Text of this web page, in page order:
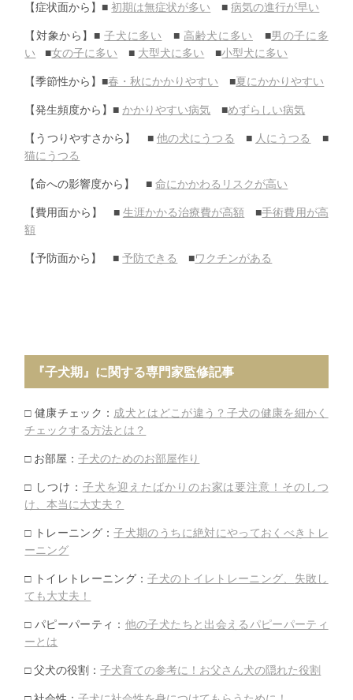
【症状面から】■初期は無症状が多い ■病気の進行が早い
【対象から】■子犬に多い ■ 高齢犬に多い ■男の子に多
い ■女の子に多い ■ 大型犬に多い ■小型犬に多い
【季節性から】■春・秋にかかりやすい ■夏にかかりやすい
【発生頻度から】■かかりやすい病気 ■めずらしい病気
【うつりやすさから】 ■ 他の犬にうつる ■ 人にうつる
■
猫にうつる
【命への影響度から】 ■命にかかわるリスクが高い
【費用面から】 ■ 生涯かかる治療費が高額 ■手術費用が高
額
【予防面から】 ■予防できる ■ワクチンがある
『子犬期』に関する専門家監修記事
□ 健康チェック： 成犬とはどこが違う？ 子犬の健康を細かく
チェックする方法とは？
□ お部屋：子犬のためのお部屋作り
□ しつけ： 子犬を迎えたばかりのお家は要注意！そのしつ
け、本当に大丈夫？
□ トレーニング：子犬期のうちに絶対にやっておくべきトレ
ーニング
□ トイレトレーニング：子犬のトイレトレーニング、 失敗し
ても大丈夫！
□ パピーパーティ： 他の子犬たちと出会えるパピーパーティ
ーとは
□ 父犬の役割：子犬育ての参考に！お父さん犬の隠れた役割